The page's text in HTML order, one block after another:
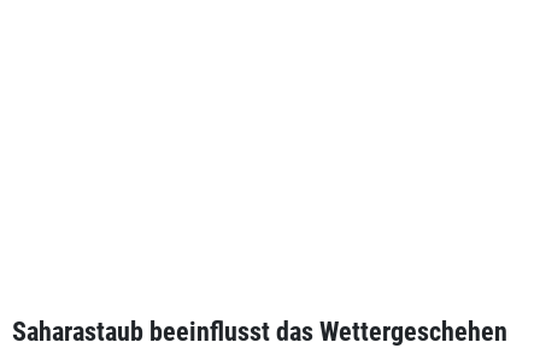
Saharastaub beeinflusst das Wettergeschehen